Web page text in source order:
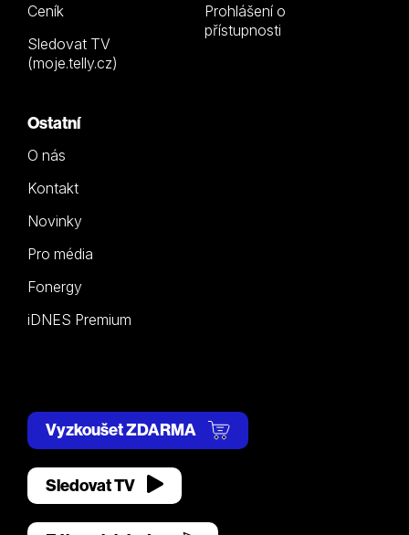
Ceník
Sledovat TV
(moje.telly.cz)
Prohlášení o
přístupnosti
Ostatní
O nás
Kontakt
Novinky
Pro média
Fonergy
iDNES Premium
Vyzkoušet ZDARMA
Sledovat TV